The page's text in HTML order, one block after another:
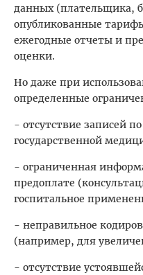
данных (плательщика,
опубликованные
ежегодные отчеты и
оценки.
Но даже при
определенные
- отсутствие записей
государственной
- ограниченная
предоплате
госпитальное
- неправильное
(например, для
- отсутствие